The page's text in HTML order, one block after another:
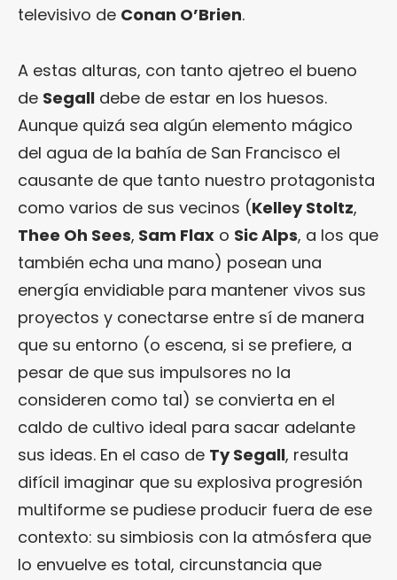
televisivo de Conan O’Brien.
A estas alturas, con tanto ajetreo el bueno
de Segall debe de estar en los huesos.
Aunque quizá sea algún elemento mágico
del agua de la bahía de San Francisco el
causante de que tanto nuestro protagonista
como varios de sus vecinos (Kelley Stoltz,
Thee Oh Sees, Sam Flax o Sic Alps, a los que
también echa una mano) posean una
energía envidiable para mantener vivos sus
proyectos y conectarse entre sí de manera
que su entorno (o escena, si se prefiere, a
pesar de que sus impulsores no la
consideren como tal) se convierta en el
caldo de cultivo ideal para sacar adelante
sus ideas. En el caso de Ty Segall, resulta
difícil imaginar que su explosiva progresión
multiforme se pudiese producir fuera de ese
contexto: su simbiosis con la atmósfera que
lo envuelve es total, circunstancia que